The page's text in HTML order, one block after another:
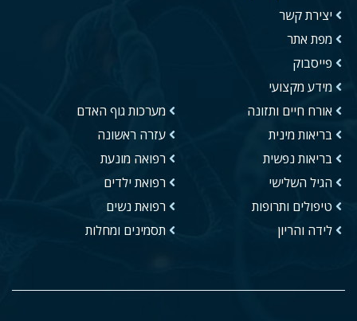
יצירת קשר
מפת אתר
פייסבוק
מידע מקצועי
אורח חיים ותזונה
בריאות מינית
בריאות נפשית
הגיל השלישי
טיפולים ותרופות
לידה והריון
מערכות גוף האדם
עזרה ראשונה
רפואה מונעת
רפואת ילדים
רפואת נשים
תסמינים ומחלות